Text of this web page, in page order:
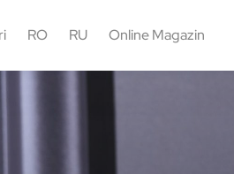
RO RU Online Magazin